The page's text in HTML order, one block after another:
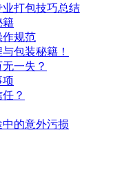
打包技巧总结
籍
作规范
包装秘籍！
一失？
项
？
的意外污损